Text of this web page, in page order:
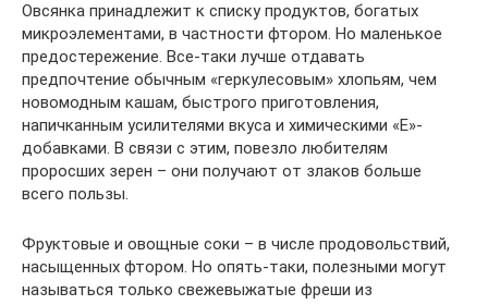
Овсянка принадлежит к списку продуктов, богатых
микроэлементами, в частности фтором. Но маленькое
предостережение. Все-таки лучше отдавать
предпочтение обычным «геркулесовым» хлопьям, чем
новомодным кашам, быстрого приготовления,
напичканным усилителями вкуса и химическими «Е»-
добавками. В связи с этим, повезло любителям
проросших зерен – они получают от злаков больше
всего пользы.
Фруктовые и овощные соки – в числе продовольствий,
насыщенных фтором. Но опять-таки, полезными могут
называться только свежевыжатые фреши из